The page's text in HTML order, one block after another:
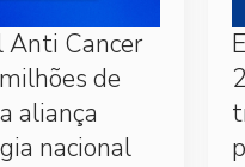
Cancer
de
aliança
nacional